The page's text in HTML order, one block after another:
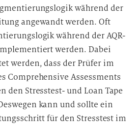
während der
angewandt werden. Oft
während der AQR-
werden. Dabei
werden, dass der Prüfer im
Comprehensive Assessments
den Stresstest- und Loan Tape
kann und sollte ein
für den Stresstest im